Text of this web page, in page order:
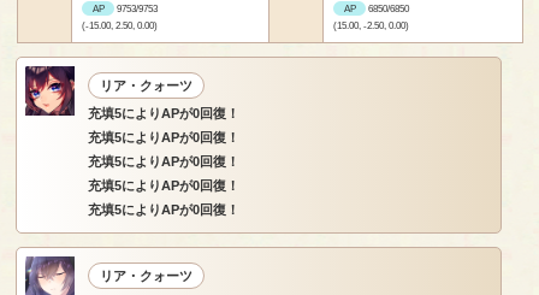
AP
9753/9753
(-15.00, 2.50, 0.00)
AP
6850/6850
(15.00, -2.50, 0.00)
リア・クォーツ
充填5によりAPが0回復！
充填5によりAPが0回復！
充填5によりAPが0回復！
充填5によりAPが0回復！
充填5によりAPが0回復！
リア・クォーツ